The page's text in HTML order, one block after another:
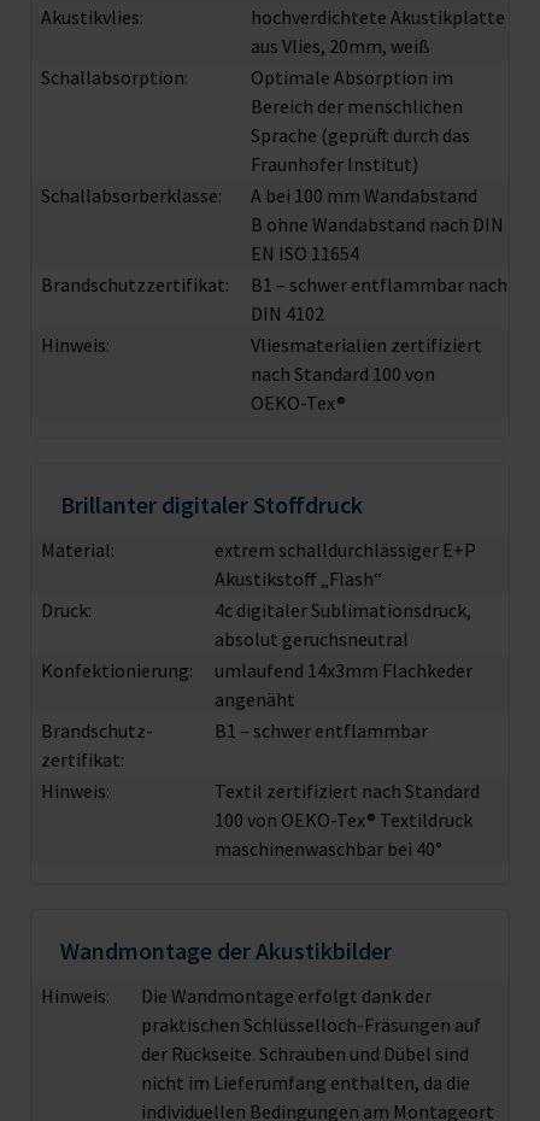
Akustikvlies:
hochverdichtete Akustikplatte
aus Vlies, 20mm, weiß
Schallabsorption:
Optimale Absorption im
Bereich der menschlichen
Sprache (geprüft durch das
Fraunhofer Institut)
Schallabsorberklasse:
A bei 100 mm Wandabstand
B ohne Wandabstand nach DIN
EN ISO 11654
Brandschutzzertifikat:
B1 – schwer entflammbar nach
DIN 4102
Hinweis:
Vliesmaterialien zertifiziert
nach Standard 100 von
OEKO-Tex®
Brillanter digitaler Stoffdruck
Material:
extrem schalldurchlässiger E+P
Akustikstoff „Flash“
Druck:
4c digitaler Sublimationsdruck,
absolut geruchsneutral
Konfektionierung:
umlaufend 14x3mm Flachkeder
angenäht
Brandschutz­
zertifikat:
B1 – schwer entflammbar
Hinweis:
Textil zertifiziert nach Standard
100 von OEKO-Tex® Textildruck
maschinenwaschbar bei 40°
Wandmontage der Akustikbilder
Hinweis:
Die Wandmontage erfolgt dank der
praktischen Schlüsselloch-Fräsungen auf
der Rückseite. Schrauben und Dübel sind
nicht im Lieferumfang enthalten, da die
individuellen Bedingungen am Montageort